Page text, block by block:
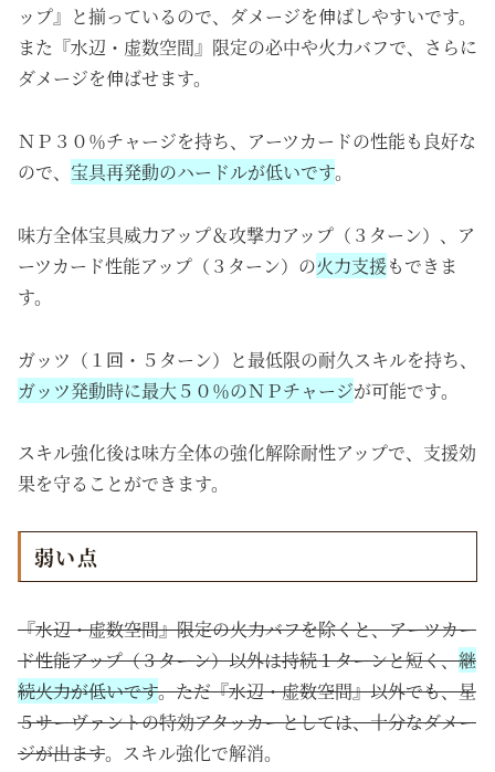
ップ』と揃っているので、ダメージを伸ばしやすいです。
また 『水辺・虚数空間』限定の必中や火力バフで、さらに
ダメージを伸ばせます。
ＮＰ３０％チャージを持ち、アーツカードの性能も良好な
ので、 宝具再発動のハードルが低いです。
味方全体宝具威力アップ＆攻撃力アップ（３ターン）、ア
ーツカード性能アップ（３ターン）の火力支援もできま
す。
ガッツ（１回・５ターン）と最低限の耐久スキルを持ち、
ガッツ発動時に最大５０％のＮＰチャージが可能です。
スキル強化後は味方全体の強化解除耐性アップで、支援効
果を守ることができます。
弱い点
『水辺・虚数空間』限定の火力バフを除くと、アーツカー
ド性能アップ（３ターン）以外は持続１ターンと短く、継
続火力が低いです。ただ『水辺・虚数空間』以外でも、星
５サーヴァントの特効アタッカーとしては、十分なダメー
ジが出ます。スキル強化で解消。